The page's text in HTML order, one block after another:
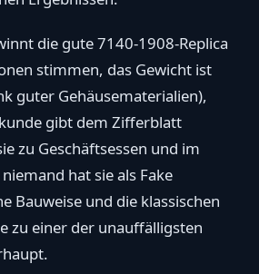
die gute 7140-1908-Replica
stimmen, das Gewicht ist
guter Gehäusematerialien),
gibt dem Zifferblatt
zu Geschäftsessen und im
hat sie als Fake
Bauweise und die klassischen
zu einer der unauffälligsten